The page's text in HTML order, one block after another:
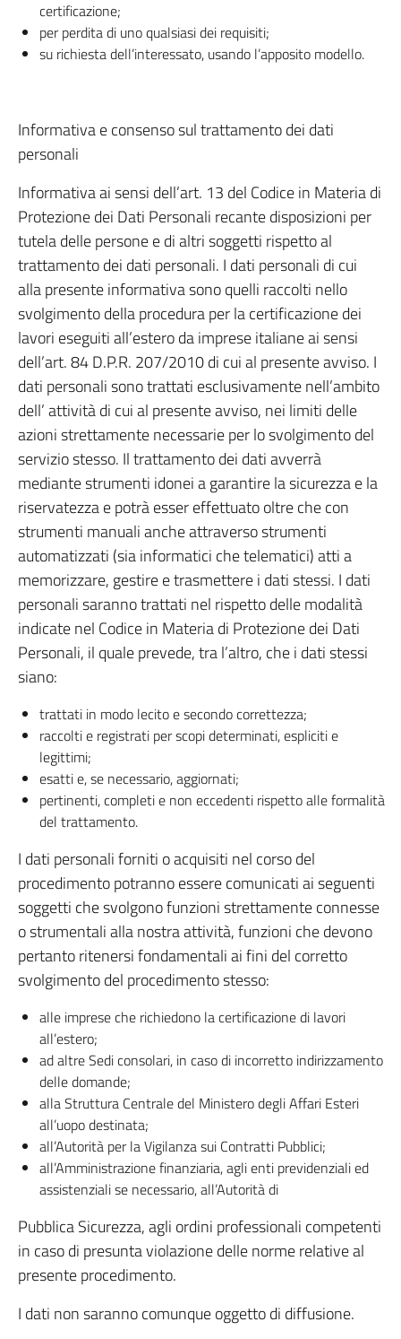
certificazione;
per perdita di uno qualsiasi dei requisiti;
su richiesta dell’interessato, usando l’apposito modello.
Informativa e consenso sul trattamento dei dati
personali
Informativa ai sensi dell’art. 13 del Codice in Materia di
Protezione dei Dati Personali recante disposizioni per
tutela delle persone e di altri soggetti rispetto al
trattamento dei dati personali. I dati personali di cui
alla presente informativa sono quelli raccolti nello
svolgimento della procedura per la certificazione dei
lavori eseguiti all’estero da imprese italiane ai sensi
dell’art. 84 D.P.R. 207/2010 di cui al presente avviso. I
dati personali sono trattati esclusivamente nell’ambito
dell’ attività di cui al presente avviso, nei limiti delle
azioni strettamente necessarie per lo svolgimento del
servizio stesso. Il trattamento dei dati avverrà
mediante strumenti idonei a garantire la sicurezza e la
riservatezza e potrà esser effettuato oltre che con
strumenti manuali anche attraverso strumenti
automatizzati (sia informatici che telematici) atti a
memorizzare, gestire e trasmettere i dati stessi. I dati
personali saranno trattati nel rispetto delle modalità
indicate nel Codice in Materia di Protezione dei Dati
Personali, il quale prevede, tra l’altro, che i dati stessi
siano:
trattati in modo lecito e secondo correttezza;
raccolti e registrati per scopi determinati, espliciti e
legittimi;
esatti e, se necessario, aggiornati;
pertinenti, completi e non eccedenti rispetto alle formalità
del trattamento.
I dati personali forniti o acquisiti nel corso del
procedimento potranno essere comunicati ai seguenti
soggetti che svolgono funzioni strettamente connesse
o strumentali alla nostra attività, funzioni che devono
pertanto ritenersi fondamentali ai fini del corretto
svolgimento del procedimento stesso:
alle imprese che richiedono la certificazione di lavori
all’estero;
ad altre Sedi consolari, in caso di incorretto indirizzamento
delle domande;
alla Struttura Centrale del Ministero degli Affari Esteri
all’uopo destinata;
all’Autorità per la Vigilanza sui Contratti Pubblici;
all’Amministrazione finanziaria, agli enti previdenziali ed
assistenziali se necessario, all’Autorità di
Pubblica Sicurezza, agli ordini professionali competenti
in caso di presunta violazione delle norme relative al
presente procedimento.
I dati non saranno comunque oggetto di diffusione.